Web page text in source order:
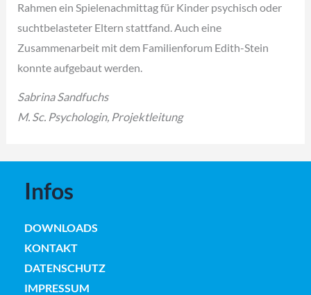
Rahmen ein Spielenachmittag für Kinder psychisch oder
suchtbelasteter Eltern stattfand. Auch eine
Zusammenarbeit mit dem Familienforum Edith-Stein
konnte aufgebaut werden.
Sabrina Sandfuchs
M. Sc. Psychologin, Projektleitung
Infos
DOWNLOADS
KONTAKT
DATENSCHUTZ
IMPRESSUM